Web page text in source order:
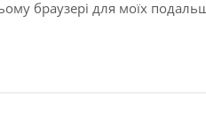
браузері для моїх